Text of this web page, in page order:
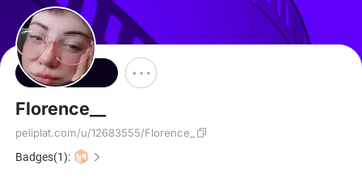
Follow
Florence__
peliplat.com/u/12683555/Florence_
Badges(1):